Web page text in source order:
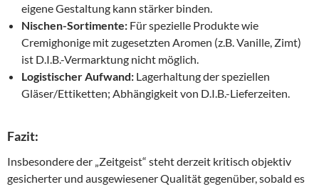
eigene Gestaltung kann stärker binden.
Nischen-Sortimente: Für spezielle Produkte wie
Cremighonige mit zugesetzten Aromen (z.B. Vanille, Zimt)
ist D.I.B.-Vermarktung nicht möglich.
Logistischer Aufwand: Lagerhaltung der speziellen
Gläser/Ettiketten; Abhängigkeit von D.I.B.-Lieferzeiten.
Fazit:
Insbesondere der „Zeitgeist“ steht derzeit kritisch objektiv
gesicherter und ausgewiesener Qualität gegenüber, sobald es